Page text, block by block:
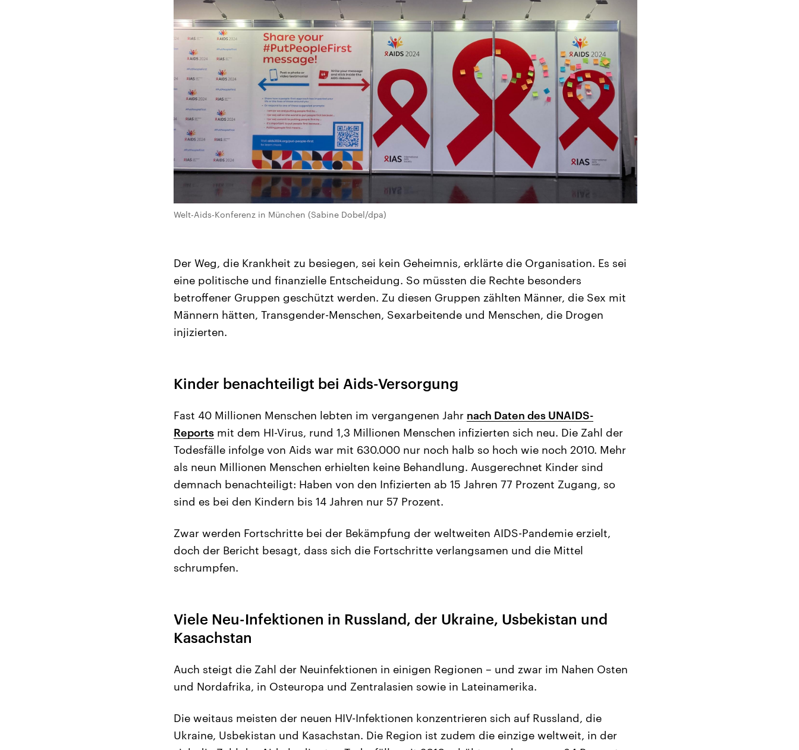
Welt-Aids-Konferenz in München (Sabine Dobel/dpa)
Der Weg, die Krankheit zu besiegen, sei kein Geheimnis, erklärte die Organisation. Es sei
eine politische und finanzielle Entscheidung. So müssten die Rechte besonders
betroffener Gruppen geschützt werden. Zu diesen Gruppen zählten Männer, die Sex mit
Männern hätten, Transgender-Menschen, Sexarbeitende und Menschen, die Drogen
injizierten.
Kinder benachteiligt bei Aids-Versorgung
Fast 40 Millionen Menschen lebten im vergangenen Jahr nach Daten des UNAIDS-
Reports mit dem HI-Virus, rund 1,3 Millionen Menschen infizierten sich neu. Die Zahl der
Todesfälle infolge von Aids war mit 630.000 nur noch halb so hoch wie noch 2010. Mehr
als neun Millionen Menschen erhielten keine Behandlung. Ausgerechnet Kinder sind
demnach benachteiligt: Haben von den Infizierten ab 15 Jahren 77 Prozent Zugang, so
sind es bei den Kindern bis 14 Jahren nur 57 Prozent.
Zwar werden Fortschritte bei der Bekämpfung der weltweiten AIDS-Pandemie erzielt,
doch der Bericht besagt, dass sich die Fortschritte verlangsamen und die Mittel
schrumpfen.
Viele Neu-Infektionen in Russland, der Ukraine, Usbekistan und
Kasachstan
Auch steigt die Zahl der Neuinfektionen in einigen Regionen – und zwar im Nahen Osten
und Nordafrika, in Osteuropa und Zentralasien sowie in Lateinamerika.
Die weitaus meisten der neuen HIV-Infektionen konzentrieren sich auf Russland, die
Ukraine, Usbekistan und Kasachstan. Die Region ist zudem die einzige weltweit, in der